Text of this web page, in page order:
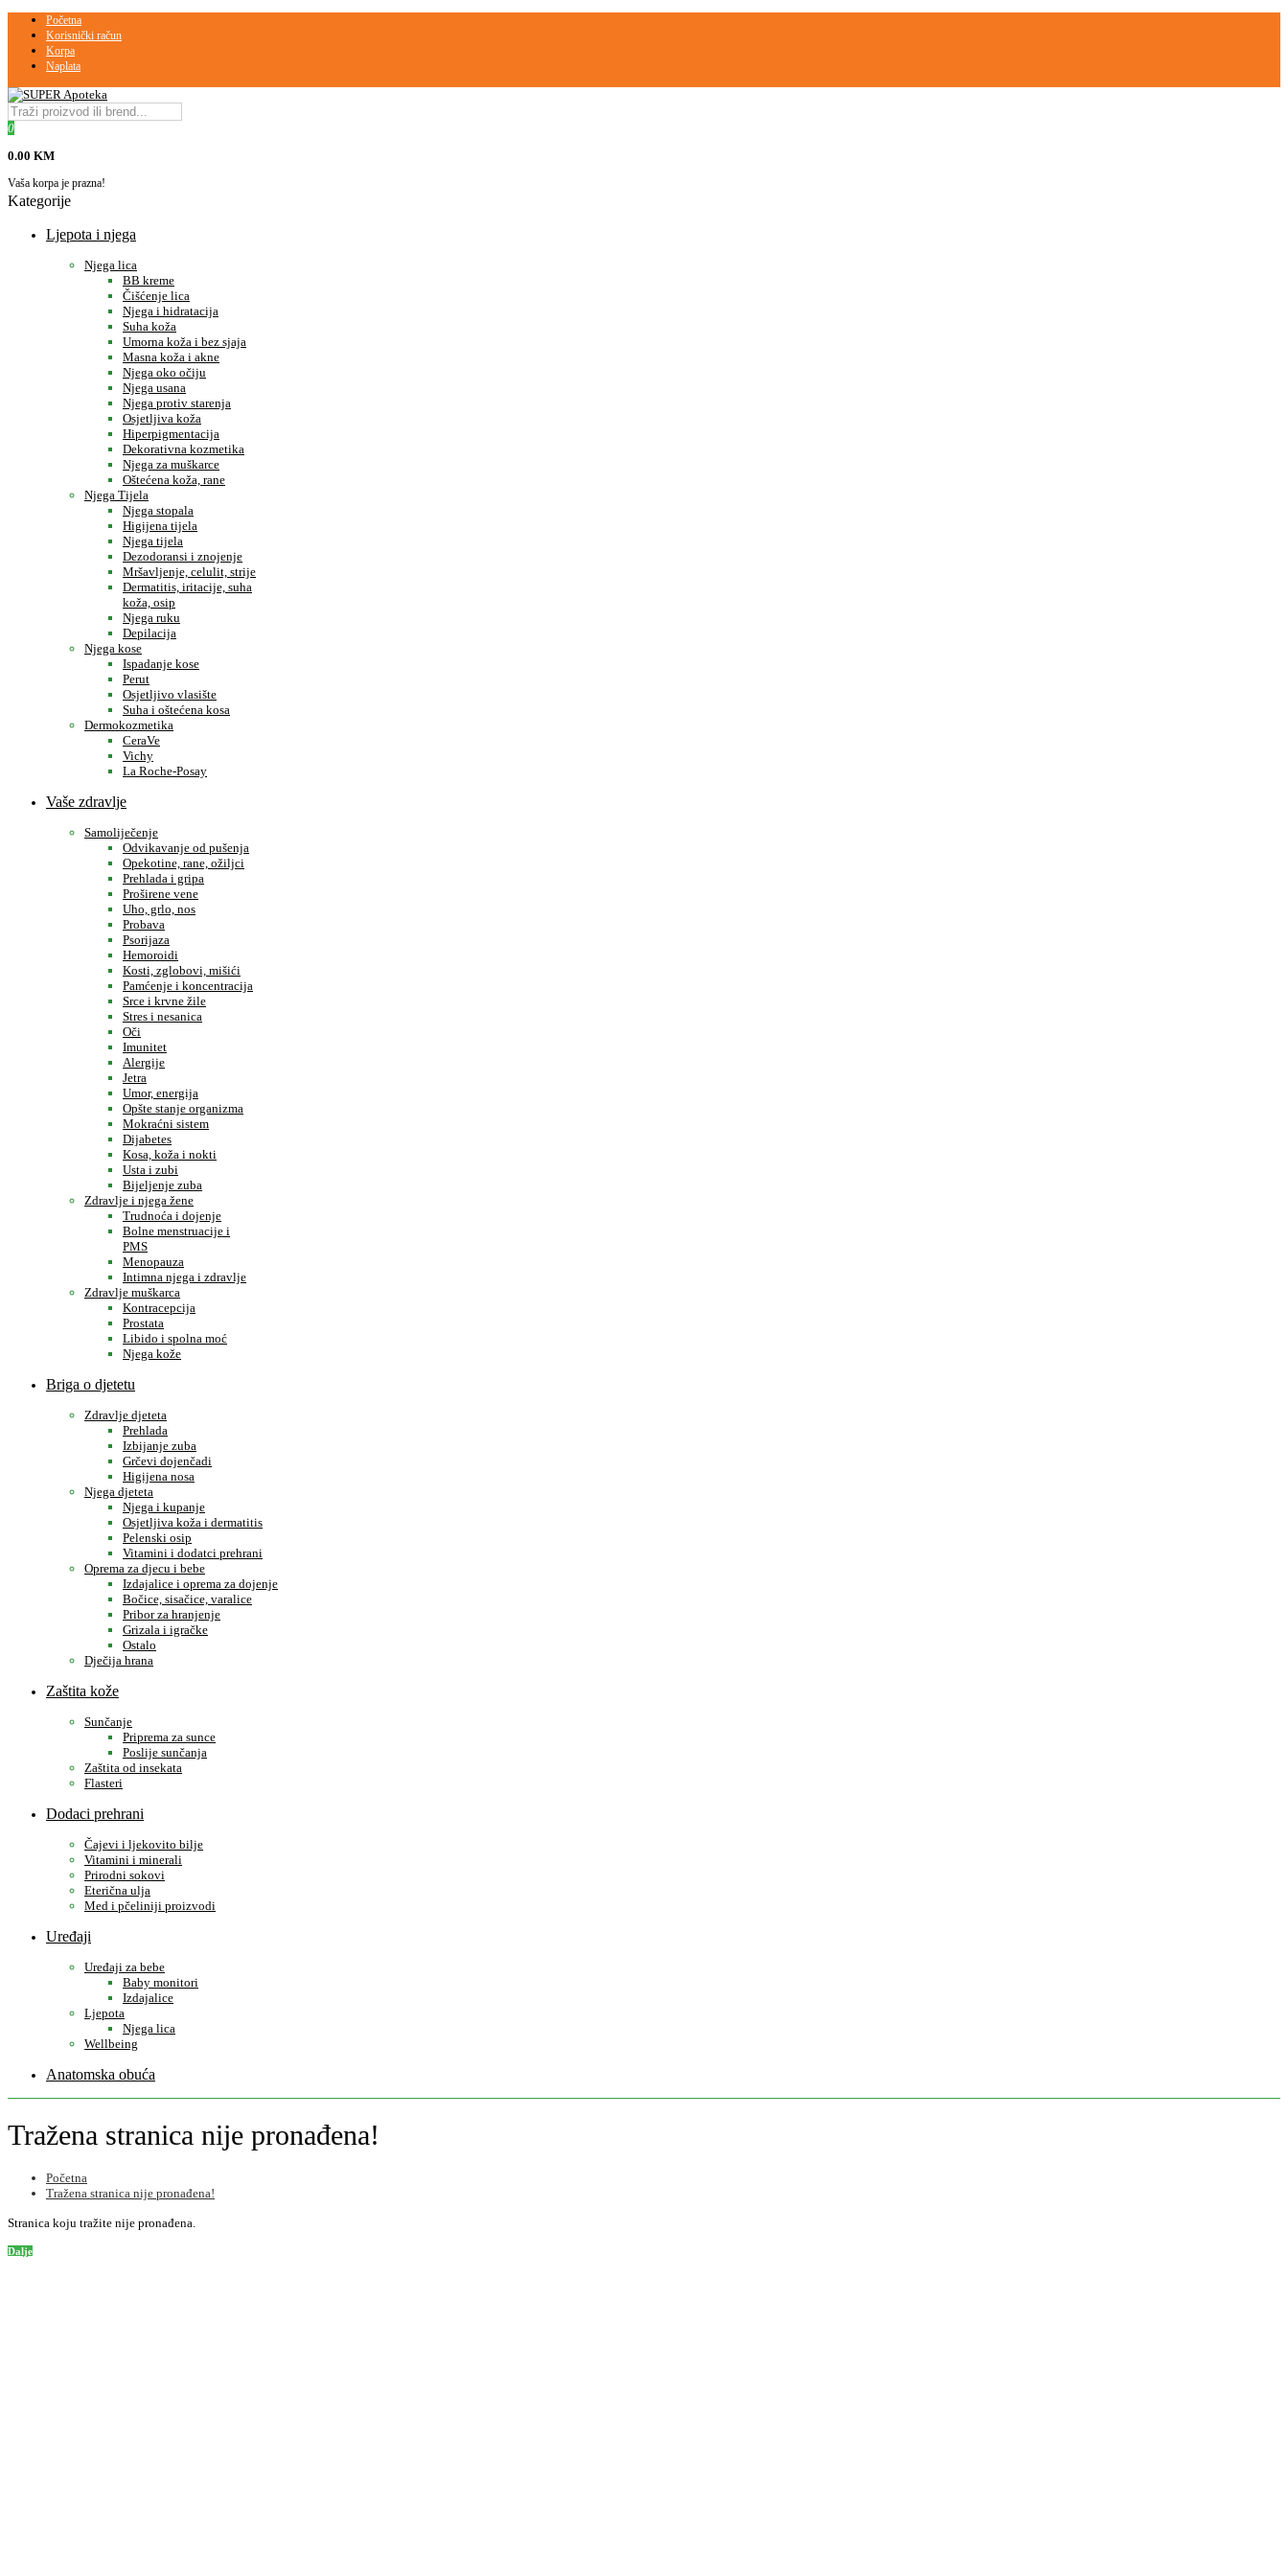
Početna
Korisnički račun
Korpa
Naplata
0
0.00 KM
Vaša korpa je prazna!
Kategorije
Ljepota i njega
Njega lica
BB kreme
Čišćenje lica
Njega i hidratacija
Suha koža
Umorna koža i bez sjaja
Masna koža i akne
Njega oko očiju
Njega usana
Njega protiv starenja
Osjetljiva koža
Hiperpigmentacija
Dekorativna kozmetika
Njega za muškarce
Oštećena koža, rane
Njega Tijela
Njega stopala
Higijena tijela
Njega tijela
Dezodoransi i znojenje
Mršavljenje, celulit, strije
Dermatitis, iritacije, suha
koža, osip
Njega ruku
Depilacija
Njega kose
Ispadanje kose
Perut
Osjetljivo vlasište
Suha i oštećena kosa
Dermokozmetika
CeraVe
Vichy
La Roche-Posay
Vaše zdravlje
Samoliječenje
Odvikavanje od pušenja
Opekotine, rane, ožiljci
Prehlada i gripa
Proširene vene
Uho, grlo, nos
Probava
Psorijaza
Hemoroidi
Kosti, zglobovi, mišići
Pamćenje i koncentracija
Srce i krvne žile
Stres i nesanica
Oči
Imunitet
Alergije
Jetra
Umor, energija
Opšte stanje organizma
Mokraćni sistem
Dijabetes
Kosa, koža i nokti
Usta i zubi
Bijeljenje zuba
Zdravlje i njega žene
Trudnoća i dojenje
Bolne menstruacije i
PMS
Menopauza
Intimna njega i zdravlje
Zdravlje muškarca
Kontracepcija
Prostata
Libido i spolna moć
Njega kože
Briga o djetetu
Zdravlje djeteta
Prehlada
Izbijanje zuba
Grčevi dojenčadi
Higijena nosa
Njega djeteta
Njega i kupanje
Osjetljiva koža i dermatitis
Pelenski osip
Vitamini i dodatci prehrani
Oprema za djecu i bebe
Izdajalice i oprema za dojenje
Bočice, sisačice, varalice
Pribor za hranjenje
Grizala i igračke
Ostalo
Dječija hrana
Zaštita kože
Sunčanje
Priprema za sunce
Poslije sunčanja
Zaštita od insekata
Flasteri
Dodaci prehrani
Čajevi i ljekovito bilje
Vitamini i minerali
Prirodni sokovi
Eterična ulja
Med i pčeliniji proizvodi
Uređaji
Uređaji za bebe
Baby monitori
Izdajalice
Ljepota
Njega lica
Wellbeing
Anatomska obuća
Tražena stranica nije pronađena!
Početna
Tražena stranica nije pronađena!
Stranica koju tražite nije pronađena.
Dalje